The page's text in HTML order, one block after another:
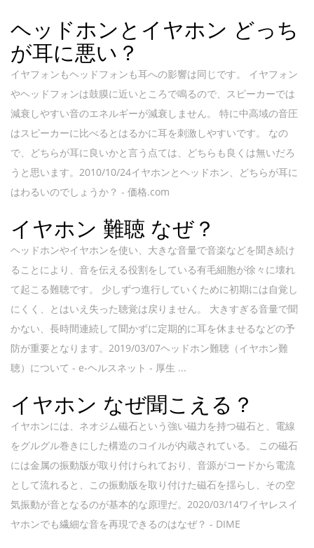
ヘッドホンとイヤホン どっち
が耳に悪い？
イヤフォンもヘッドフォンも耳への影響は同じです。 イヤフォン
やヘッドフォンは鼓膜に近いところで鳴るので、スピーカーでは
減衰しやすい音のエネルギーが減衰しません。 特に中高域の音圧
はスピーカーに比べるとはるかに耳を刺激しやすいです。 なの
で、どちらが耳に良いかと言う点ては、どちらも良くは無いだろ
うと思います。2010/10/24イヤホンとヘッドホン、どちらが耳に
はわるいのでしょうか？ - 価格.com
イヤホン 難聴 なぜ？
ヘッドホンやイヤホンを使い、大きな音量で音楽などを聞き続け
ることにより、音を伝える役割をしている有毛細胞が徐々に壊れ
て起こる難聴です。 少しずつ進行していくために初期には自覚し
にくく、とはいえ失った聴覚は戻りません。 大きすぎる音量で聞
かない、長時間連続して聞かずに定期的に耳を休ませるなどの予
防が重要となります。2019/03/07ヘッドホン難聴（イヤホン難
聴）について - e-ヘルスネット - 厚生 ...
イヤホン なぜ聞こえる？
イヤホンには、ネオジム磁石という強い磁力を持つ磁石と、電線
をグルグル巻きにした構造のコイルが内蔵されている。 この磁石
には金属の振動版が取り付けられており、音源がコードから電流
として流れると、この振動版を取り付けた磁石を揺らし、その空
気振動が音となるのが基本的な原理だ。2020/03/14ワイヤレスイ
ヤホンでも繊細な音を再現できるのはなぜ？ - DIME